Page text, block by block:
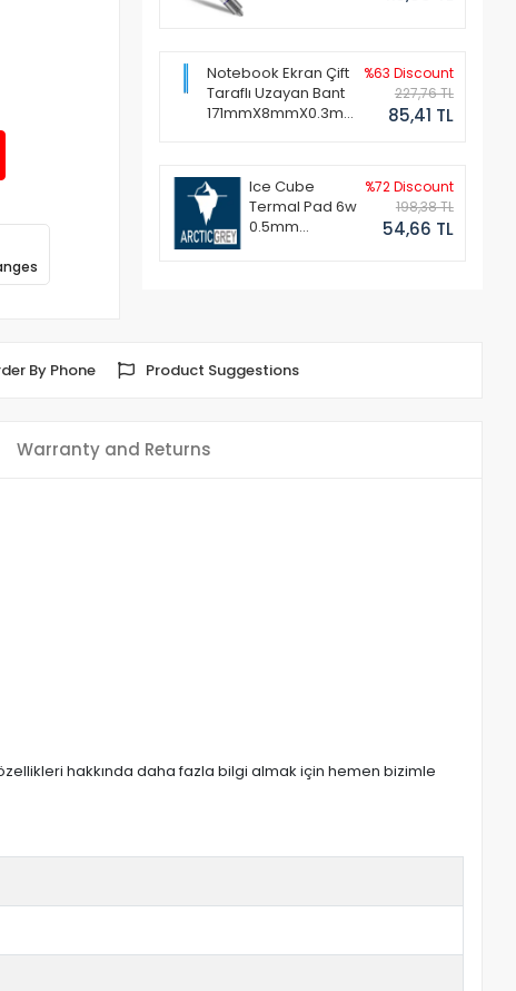
Notebook Ekran Çift
Taraflı Uzayan Bant
171mmX8mmX0.3mm
%63 Discount
227,76 TL
85,41 TL
Ice Cube
Termal Pad 6w
0.5mm
%72 Discount
198,38 TL
54,66 TL
By Phone Product Suggestions
Warranty and Returns
hakkında daha fazla bilgi almak için hemen bizimle